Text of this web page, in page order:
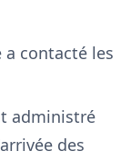
a contacté les
administré
des